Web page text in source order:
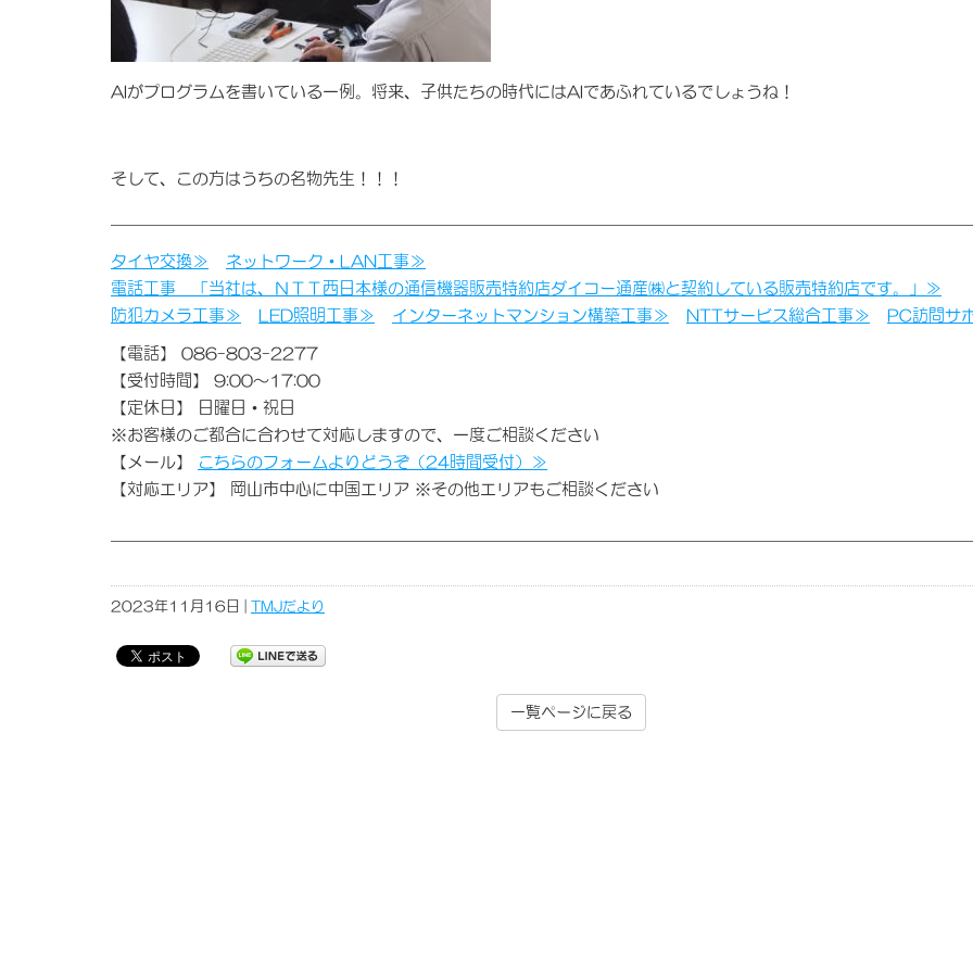
AIがプログラムを書いている一例。将来、子供たちの時代にはAIであふれているでしょうね！
そして、この方はうちの名物先生！！！
タイヤ交換≫
ネットワーク・LAN工事≫
電話工事 「当社は、ＮＴＴ西日本様の通信機器販売特約店ダイコー通産㈱と契約している販売特約店です。」≫
防犯カメラ工事≫
LED照明工事≫ インターネットマンション構築工事≫ NTTサービス総合工事≫ PC訪問サ
【電話】 086-803-2277
【受付時間】 9:00～17:00
【定休日】 日曜日・祝日
※お客様のご都合に合わせて対応しますので、一度ご相談ください
【メール】
こちらのフォームよりどうぞ（24時間受付）≫
【対応エリア】 岡山市中心に中国エリア ※その他エリアもご相談ください
2023年11月16日 | TMJだより
一覧ページに戻る